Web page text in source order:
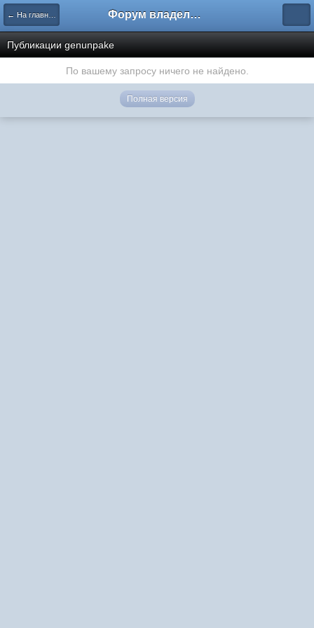
← На главную Форум владельцев интернет-магазинов
Публикации genunpake
По вашему запросу ничего не найдено.
Полная версия